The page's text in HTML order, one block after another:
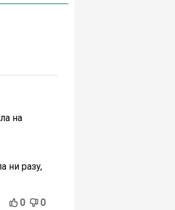
на
ни разу,
0 0